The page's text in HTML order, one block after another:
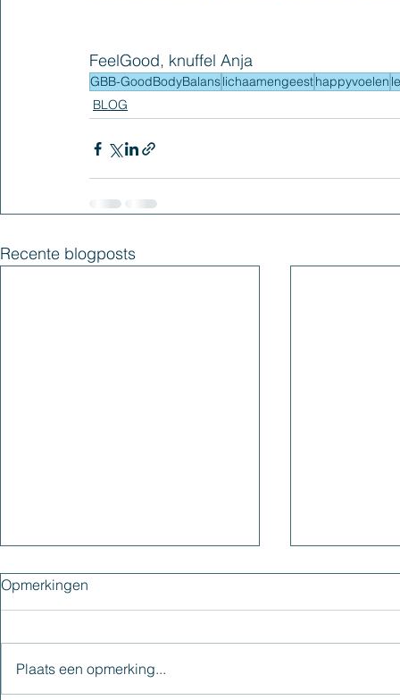
FeelGood, knuffel Anja
GBB-GoodBodyBalanslichaamengeesthappyvoelen
BLOG
Recente blogposts
Opmerkingen
Plaats een opmerking...